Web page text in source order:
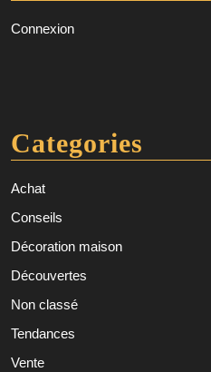
Connexion
Categories
Achat
Conseils
Décoration maison
Découvertes
Non classé
Tendances
Vente